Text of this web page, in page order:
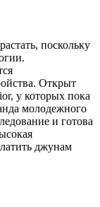
поскольку
Открыт
у которых пока
молодежного
и готова
джунам